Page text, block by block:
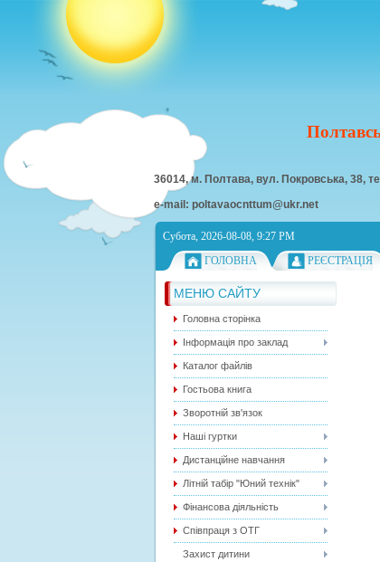
36014, м. Полтава, вул. Покровська, 38,
e-mail: poltavaocnttum@ukr.net
Субота, 2026-08-08, 9:27 PM
ГОЛОВНА
РЕЄСТРАЦІЯ
МЕНЮ САЙТУ
Головна сторінка
Інформація про заклад
Каталог файлів
Гостьова книга
Зворотній зв'язок
Наші гуртки
Дистанційне навчання
Літній табір "Юний технік"
Фінансова діяльність
Співпраця з ОТГ
Захист дитини